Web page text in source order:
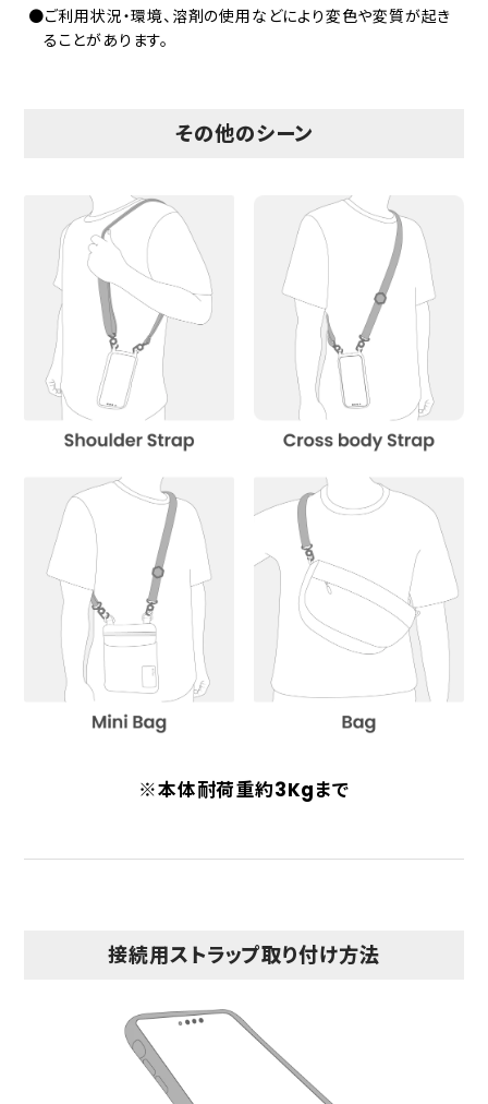
●ご利用状況・環境、溶剤の使用などにより変色や変質が起き
ることがあります。
その他のシーン
※本体耐荷重約3Kgまで
接続用ストラップ取り付け方法